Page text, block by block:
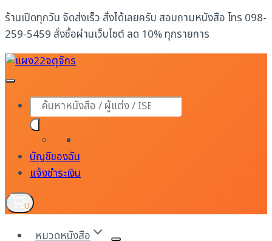
Skip
to
content
ร้านเปิดทุกวัน จัดส่งเร็ว สั่งได้เลยครับ สอบถามหนังสือ โทร 098-
259-5459 สั่งซื้อผ่านเว็บไซต์ ลด 10% ทุกรายการ
Products
search
บัญชีของฉัน
แจ้งชำระเงิน
0
หมวดหนังสือ